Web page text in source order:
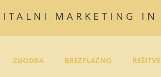
ZGODBA BREZPLAČNO REŠITVE
MARKETING IN